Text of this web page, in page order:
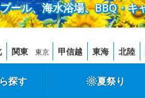
ール、海水浴場、BBQ・
関東 東京 甲信越 東海 北陸
探す 夏祭り